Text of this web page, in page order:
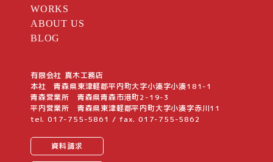
WORKS
ABOUT US
BLOG
有限会社 真木工務店
本社 青森県東津軽郡平内町大字小湊字小湊181-1
青森営業所 青森県青森市港町2-19-3
平内営業所 青森県東津軽郡平内町大字小湊字赤川11
tel. 017-755-5861 / fax. 017-755-5862
資料請求